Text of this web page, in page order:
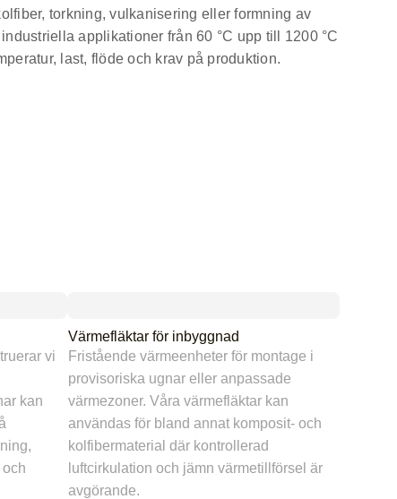
torkning, vulkanisering eller formning av
applikationer från 60 °C upp till 1200 °C
last, flöde och krav på produktion.
vi
kan
Värmefläktar för inbyggnad
Fristående värmeenheter för montage i
provisoriska ugnar eller anpassade
värmezoner. Våra värmefläktar kan
användas för bland annat komposit- och
kolfibermaterial där kontrollerad
luftcirkulation och jämn värmetillförsel är
avgörande.